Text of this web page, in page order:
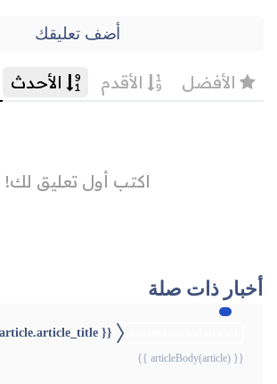
أضف تعليقك
أخبار ذات صلة
{{ article.article_title }}
{{ articleBody(article) }}